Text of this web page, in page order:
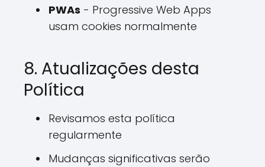
PWAs - Progressive Web Apps
usam cookies normalmente
8. Atualizações desta
Política
Revisamos esta política
regularmente
Mudanças significativas serão